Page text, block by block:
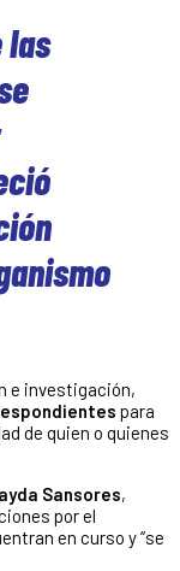
las
e investigación,
para
de quien o quienes
Sansores,
por el
en curso y “se